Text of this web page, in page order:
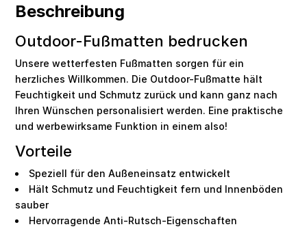
Beschreibung
Outdoor-Fußmatten bedrucken
Unsere wetterfesten Fußmatten sorgen für ein
herzliches Willkommen. Die Outdoor-Fußmatte hält
Feuchtigkeit und Schmutz zurück und kann ganz nach
Ihren Wünschen personalisiert werden. Eine praktische
und werbewirksame Funktion in einem also!
Vorteile
Speziell für den Außeneinsatz entwickelt
Hält Schmutz und Feuchtigkeit fern und Innenböden
sauber
Hervorragende Anti-Rutsch-Eigenschaften